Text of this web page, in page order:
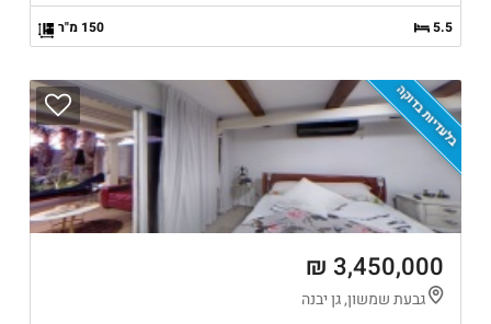
5.5 150 מ"ר
בלעדיות בדוקה
3,450,000 ₪
גבעת שמשון, גן יבנה